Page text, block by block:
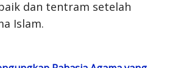
dan tentram setelah
Islam.